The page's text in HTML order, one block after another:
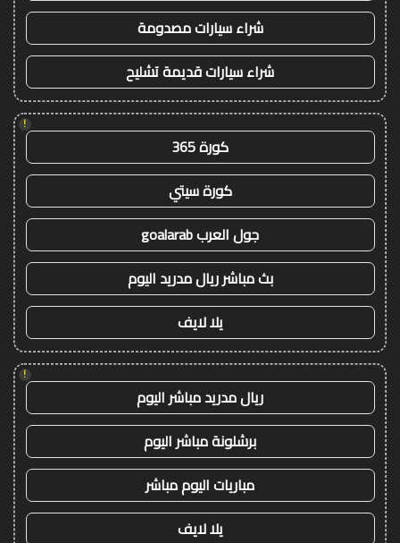
شراء سيارات مصدومة
شراء سيارات قديمة تشليح
!
كورة 365
كورة سيتي
جول العرب goalarab
بث مباشر ريال مدريد اليوم
يلا لايف
!
ريال مدريد مباشر اليوم
برشلونة مباشر اليوم
مباريات اليوم مباشر
يلا لايف